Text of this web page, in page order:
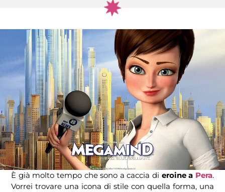
È già molto tempo che sono a caccia di eroine a Pera.
Vorrei trovare una icona di stile con quella forma, una